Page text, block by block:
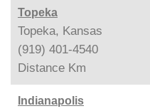
Topeka
Topeka, Kansas
(919) 401-4540
Distance Km
Indianapolis